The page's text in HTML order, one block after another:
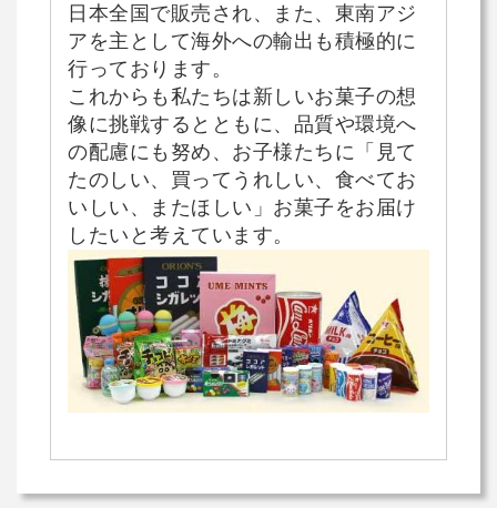
日本全国で販売され、また、東南アジ
アを主として海外への輸出も積極的に
行っております。
これからも私たちは新しいお菓子の想
像に挑戦するとともに、品質や環境へ
の配慮にも努め、お子様たちに「見て
たのしい、買ってうれしい、食べてお
いしい、またほしい」お菓子をお届け
したいと考えています。